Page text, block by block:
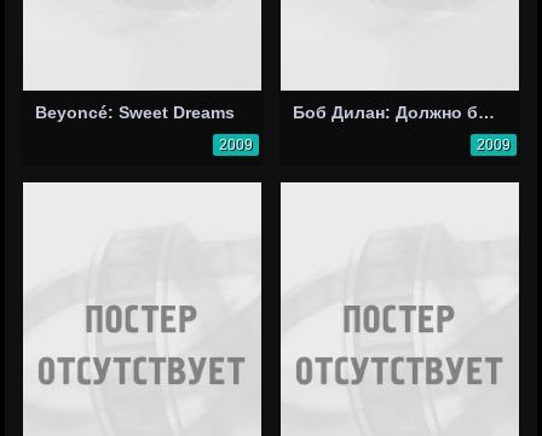
Beyoncé: Sweet Dreams
2009
Боб Дилан: Должно быть Санта
2009